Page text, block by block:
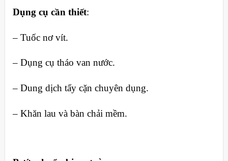
Dụng cụ cần thiết:
– Tuốc nơ vít.
– Dụng cụ tháo van nước.
– Dung dịch tẩy cặn chuyên dụng.
– Khăn lau và bàn chải mềm.